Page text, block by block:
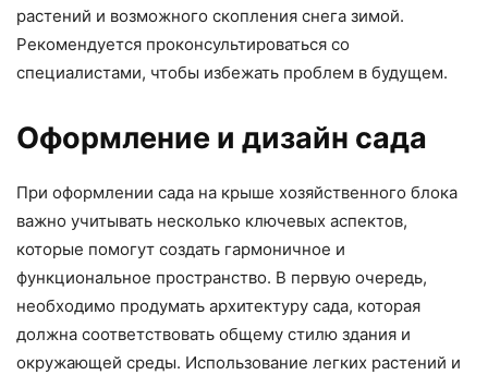
растений и возможного скопления снега зимой.
Рекомендуется проконсультироваться со
специалистами, чтобы избежать проблем в будущем.
Оформление и дизайн сада
При оформлении сада на крыше хозяйственного блока
важно учитывать несколько ключевых аспектов,
которые помогут создать гармоничное и
функциональное пространство. В первую очередь,
необходимо продумать архитектуру сада, которая
должна соответствовать общему стилю здания и
окружающей среды. Использование легких растений и